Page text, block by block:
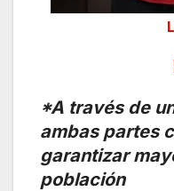
*A través de
ambas partes
garantizar
población